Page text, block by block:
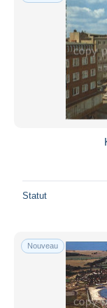
Statut
Nouveau